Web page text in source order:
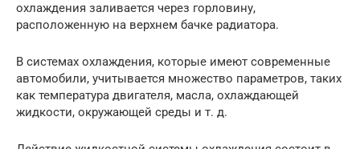
охлаждения заливается через горловину,
расположенную на верхнем бачке радиатора.
В системах охлаждения, которые имеют современные
автомобили, учитывается множество параметров, таких
как температура двигателя, масла, охлаждающей
жидкости, окружающей среды и т. д.